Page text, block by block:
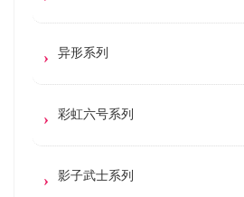
异形系列
彩虹六号系列
影子武士系列